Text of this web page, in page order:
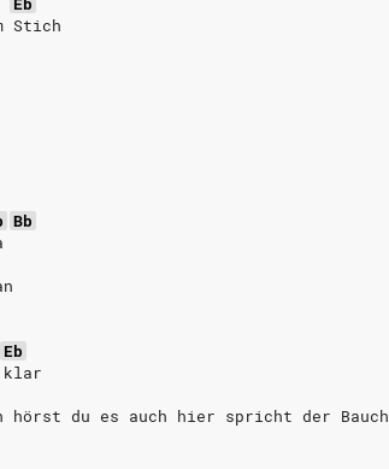
Stich
Bb
Eb
klar
hörst du es auch hier spricht der Bauch